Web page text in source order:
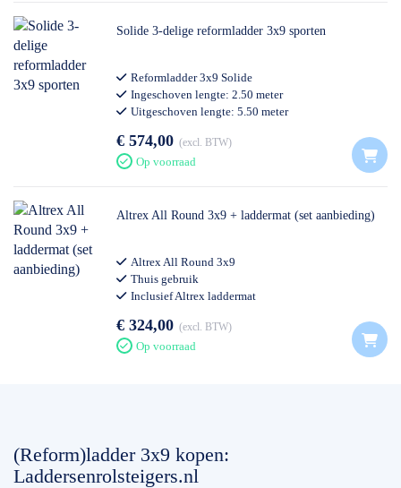
Solide 3-delige reformladder 3x9 sporten
Reformladder 3x9 Solide
Ingeschoven lengte: 2.50 meter
Uitgeschoven lengte: 5.50 meter
€ 574,00 excl. BTW
Op voorraad
Altrex All Round 3x9 + laddermat (set aanbieding)
Altrex All Round 3x9
Thuis gebruik
Inclusief Altrex laddermat
€ 324,00 excl. BTW
Op voorraad
(Reform)ladder 3x9 kopen:
Laddersenrolsteigers.nl